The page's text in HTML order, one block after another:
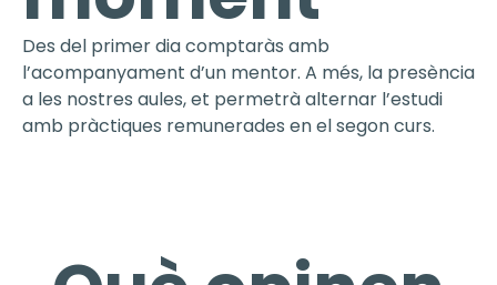
Des del primer dia comptaràs amb
l’acompanyament d’un mentor. A més, la presència
a les nostres aules, et permetrà alternar l’estudi
amb pràctiques remunerades en el segon curs.